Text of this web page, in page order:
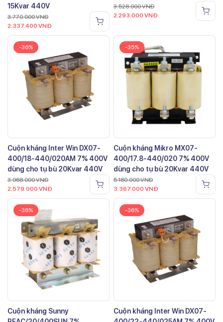
15Kvar 440V
3.770.000VNĐ
2.337.400 VNĐ
3.528.000VNĐ
2.293.000 VNĐ
-36%
Cuộn kháng Inter Win DX07-
400/18-440/020AM 7% 400V
dùng cho tụ bù 20Kvar 440V
3.968.000VNĐ
2.579.000 VNĐ
-35%
Cuộn kháng Mikro MX07-
400/17.8-440/020 7% 400V
dùng cho tụ bù 20Kvar 440V
5.180.000VNĐ
3.367.000 VNĐ
-38%
Cuộn kháng Sunny
-36%
Cuộn kháng Inter Win DX07-